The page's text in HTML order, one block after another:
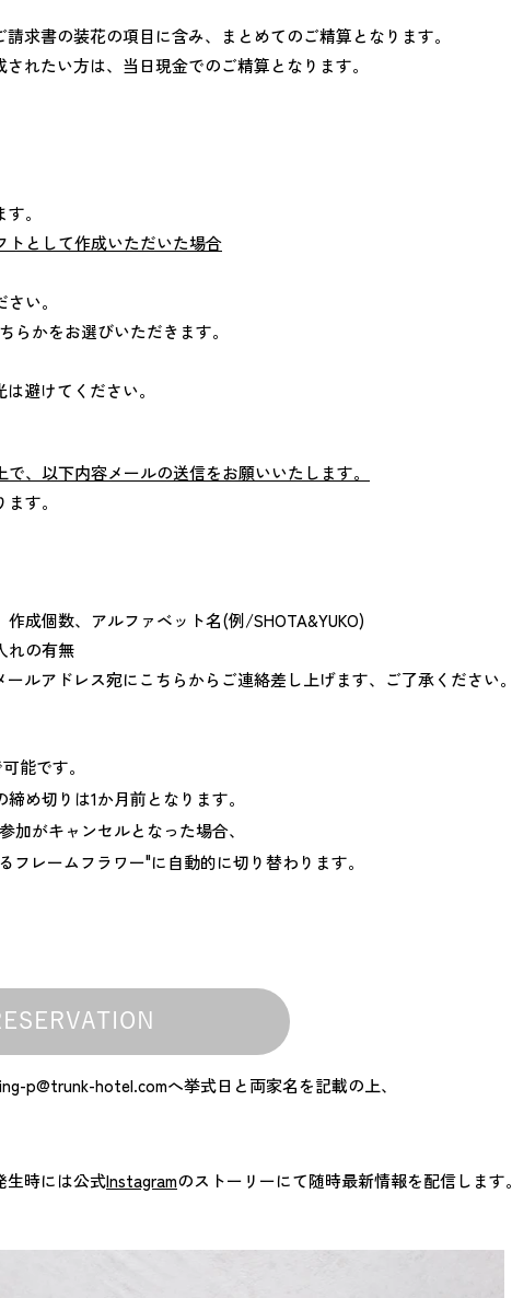
求書の装花の項目に含み、まとめてのご精算となります。
れたい方は、当日現金でのご精算となります。
。
トとして作成いただいた場合
い。
らかをお選びいただきます。​
避けてください。​
、以下内容メールの送信をお願いいたします。
す。
成個数、アルファベット名(例/SHOTA&YUKO)
れの有無​
ルアドレス宛にこちらからご連絡差し上げます、ご了承ください。
能です。
め切りは1か月前となります。
加がキャンセルとなった場合、
レームフラワー"に自動的に切り替わります。
p@trunk-hotel.comへ挙式日と両家名を記載の上、
生時には公式Instagramのストーリーにて随時最新情報を配信します。